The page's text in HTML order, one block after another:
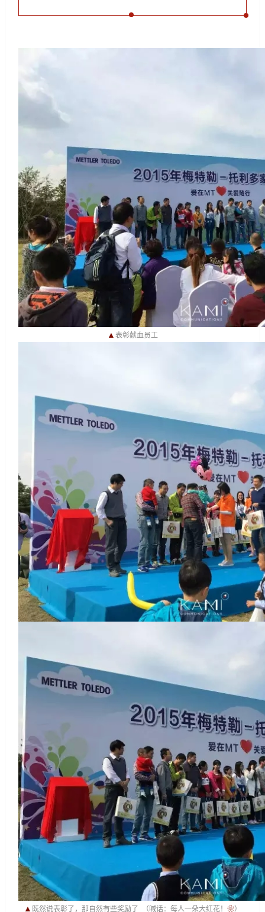
▲表彰献血员工
▲ 既然说表彰了，那自然有些奖励了 （喊话：每人一朵大红花！ ❀）